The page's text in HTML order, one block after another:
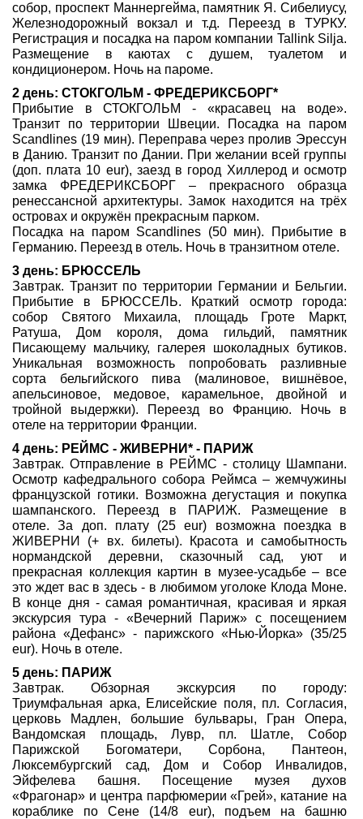
собор, проспект Маннергейма, памятник Я. Сибелиусу,
Железнодорожный вокзал и т.д. Переезд в ТУРКУ.
Регистрация и посадка на паром компании Tallink Silja.
Размещение в каютах с душем, туалетом и
кондиционером. Ночь на пароме.
2 день: СТОКГОЛЬМ - ФРЕДЕРИКСБОРГ*
Прибытие в СТОКГОЛЬМ - «красавец на воде».
Транзит по территории Швеции. Посадка на паром
Scandlines (19 мин). Переправа через пролив Эрессун
в Данию. Транзит по Дании. При желании всей группы
(доп. плата 10 еur), заезд в город Хиллерод и осмотр
замка ФРЕДЕРИКСБОРГ – прекрасного образца
ренессансной архитектуры. Замок находится на трёх
островах и окружён прекрасным парком.
Посадка на паром Scandlines (50 мин). Прибытие в
Германию. Переезд в отель. Ночь в транзитном отеле.
3 день: БРЮССЕЛЬ
Завтрак. Транзит по территории Германии и Бельгии.
Прибытие в БРЮССЕЛЬ. Краткий осмотр города:
собор Святого Михаила, площадь Гроте Маркт,
Ратуша, Дом короля, дома гильдий, памятник
Писающему мальчику, галерея шоколадных бутиков.
Уникальная возможность попробовать разливные
сорта бельгийского пива (малиновое, вишнёвое,
апельсиновое, медовое, карамельное, двойной и
тройной выдержки). Переезд во Францию. Ночь в
отеле на территории Франции.
4 день: РЕЙМС - ЖИВЕРНИ* - ПАРИЖ
Завтрак. Отправление в РЕЙМС - столицу Шампани.
Осмотр кафедрального собора Реймса – жемчужины
французской готики. Возможна дегустация и покупка
шампанского. Переезд в ПАРИЖ. Размещение в
отеле. За доп. плату (25 eur) возможна поездка в
ЖИВЕРНИ (+ вх. билеты). Красота и самобытность
нормандской деревни, сказочный сад, уют и
прекрасная коллекция картин в музее-усадьбе – все
это ждет вас в здесь - в любимом уголоке Клода Моне.
В конце дня - самая романтичная, красивая и яркая
экскурсия тура - «Вечерний Париж» с посещением
района «Дефанс» - парижского «Нью-Йорка» (35/25
eur). Ночь в отеле.
5 день: ПАРИЖ
Завтрак. Обзорная экскурсия по городу:
Триумфальная арка, Елисейские поля, пл. Согласия,
церковь Мадлен, большие бульвары, Гран Опера,
Вандомская площадь, Лувр, пл. Шатле, Собор
Парижской Богоматери, Сорбона, Пантеон,
Люксембургский сад, Дом и Собор Инвалидов,
Эйфелева башня. Посещение музея духов
«Фрагонар» и центра парфюмерии «Грей», катание на
кораблике по Сене (14/8 eur), подъем на башню